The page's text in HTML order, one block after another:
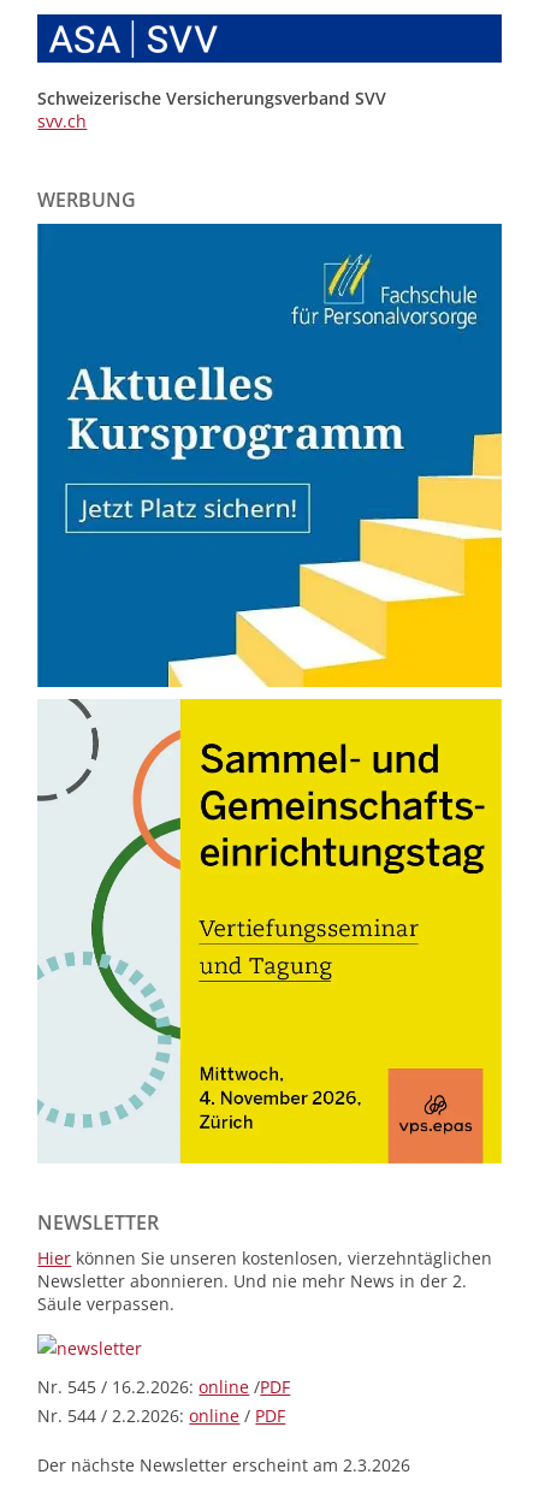
Schweizerische Versicherungsverband SVV
svv.ch
WERBUNG
NEWSLETTER
Hier können Sie unseren kostenlosen, vierzehntäglichen
Newsletter abonnieren. Und nie mehr News in der 2.
Säule verpassen.
Nr. 545 / 16.2.2026:online /PDF
Nr. 544 / 2.2.2026:online / PDF
Der nächste Newsletter erscheint am 2.3.2026